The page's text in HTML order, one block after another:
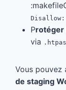
Protéger
via
Vous pouvez
de staging